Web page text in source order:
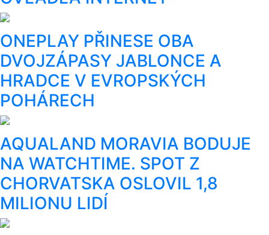
ONEPLAY PŘINESE OBA
DVOJZÁPASY JABLONCE A
HRADCE V EVROPSKÝCH
POHÁRECH
AQUALAND MORAVIA BODUJE
NA WATCHTIME. SPOT Z
CHORVATSKA OSLOVIL 1,8
MILIONU LIDÍ